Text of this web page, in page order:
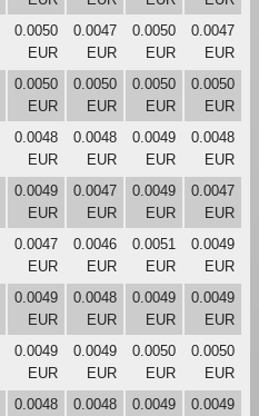
0.0050
EUR
0.0047
EUR
0.0050
EUR
0.0047
EUR
0.0050
EUR
0.0050
EUR
0.0050
EUR
0.0050
EUR
0.0048
EUR
0.0048
EUR
0.0049
EUR
0.0048
EUR
0.0049
EUR
0.0047
EUR
0.0049
EUR
0.0047
EUR
0.0047
EUR
0.0046
EUR
0.0051
EUR
0.0049
EUR
0.0049
EUR
0.0048
EUR
0.0049
EUR
0.0049
EUR
0.0049
EUR
0.0049
EUR
0.0050
EUR
0.0050
EUR
0.0048
0.0048
0.0049
0.0049